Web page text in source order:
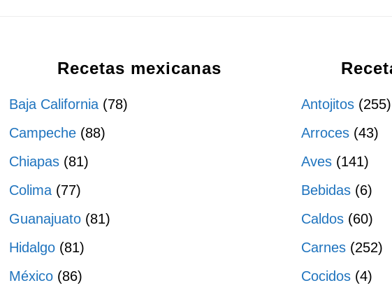
Recetas mexicanas
Baja California (78)
Campeche (88)
Chiapas (81)
Colima (77)
Guanajuato (81)
Hidalgo (81)
México (86)
Antojitos (255)
Arroces (43)
Aves (141)
Bebidas (6)
Caldos (60)
Carnes (252)
Cocidos (4)